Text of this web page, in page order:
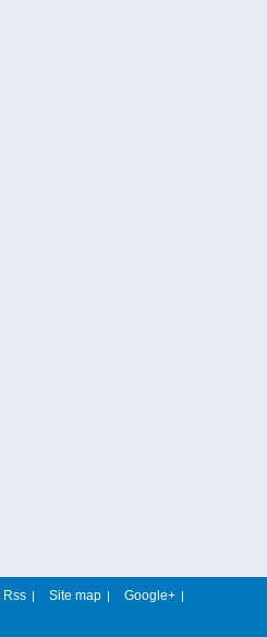
Rss | Site map | Google+ |